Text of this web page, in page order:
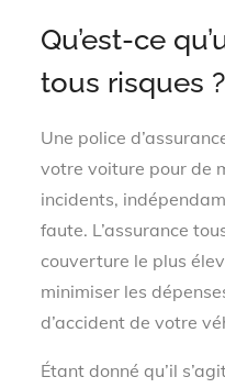
Qu’est-ce
tous risques ?
Une police
votre voiture pour de
incidents,
faute. L’assurance
couverture le plus
minimiser les
d’accident de votre
Étant donné qu’il